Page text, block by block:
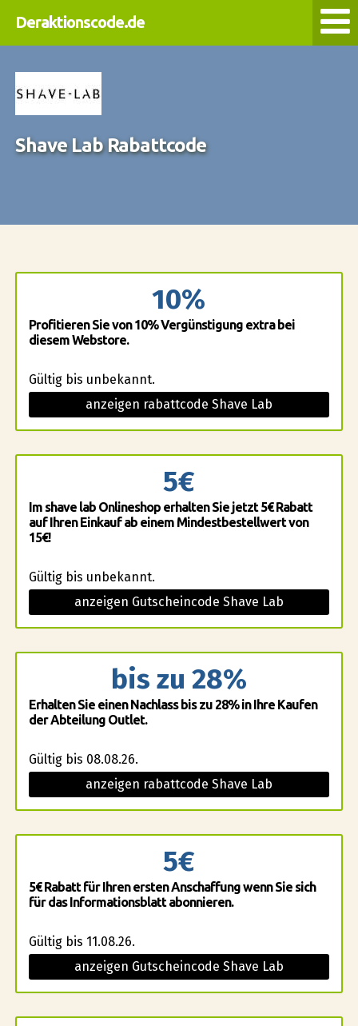
Deraktionscode.de
Shave Lab Rabattcode
10%
Profitieren Sie von 10% Vergünstigung extra bei
diesem Webstore.
Gültig bis unbekannt.
anzeigen rabattcode Shave Lab
5€
Im shave lab Onlineshop erhalten Sie jetzt 5€ Rabatt
auf Ihren Einkauf ab einem Mindestbestellwert von
15€!
Gültig bis unbekannt.
anzeigen Gutscheincode Shave Lab
bis zu 28%
Erhalten Sie einen Nachlass bis zu 28% in Ihre Kaufen
der Abteilung Outlet.
Gültig bis 08.08.26.
anzeigen rabattcode Shave Lab
5€
5€ Rabatt für Ihren ersten Anschaffung wenn Sie sich
für das Informationsblatt abonnieren.
Gültig bis 11.08.26.
anzeigen Gutscheincode Shave Lab